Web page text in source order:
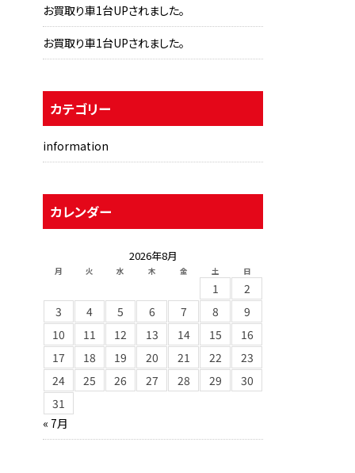
お買取り車1台UPされました。
お買取り車1台UPされました。
カテゴリー
information
カレンダー
2026年8月
月 火 水 木 金 土 日
1
2
3
4 5 6 7 8
9
10
11 12 13 14 15
16
17
18 19 20 21 22
23
24
25 26 27 28 29
30
31
« 7月